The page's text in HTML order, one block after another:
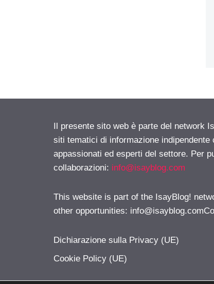
Il presente sito web è parte del network
siti tematici di informazione indipendente
appassionati ed esperti del settore. Per
collaborazioni: info@isayblog.com
This website is part of the IsayBlog!
other opportunities:
Dichiarazione sulla Privacy (UE)
Cookie Policy (UE)